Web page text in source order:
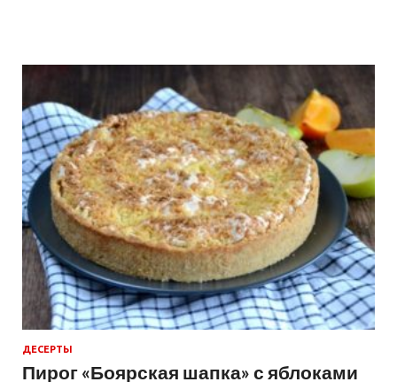
ДЕСЕРТЫ
Пирог «Боярская шапка» с яблоками